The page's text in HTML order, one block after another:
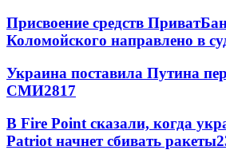
Присвоение средств
Коломойского направлено в
Украина поставила Путина
СМИ2817
В Fire Point сказали, когда
Patriot начнет сбивать ракеты